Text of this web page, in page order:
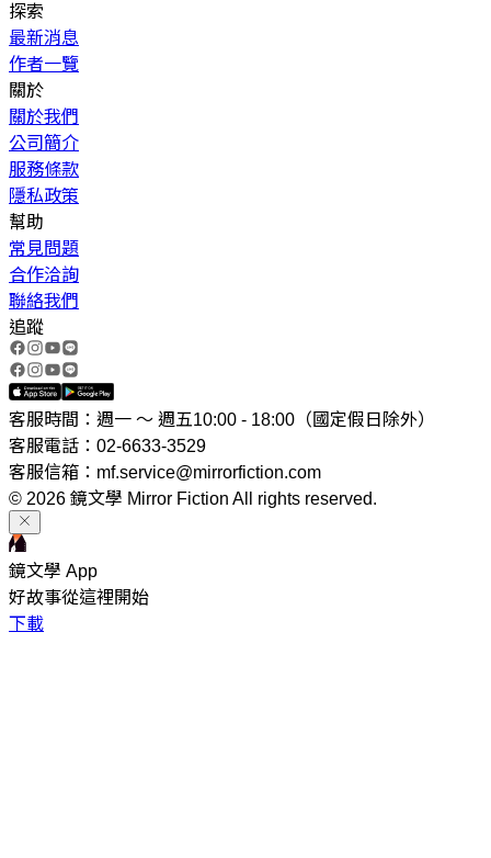
探索
最新消息
作者一覽
關於
關於我們
公司簡介
服務條款
隱私政策
幫助
常見問題
合作洽詢
聯絡我們
追蹤
客服時間：週一 ～ 週五10:00 - 18:00（國定假日除外）
客服電話：02-6633-3529
客服信箱：mf.service@mirrorfiction.com
© 2026 鏡文學 Mirror Fiction All rights reserved.
鏡文學 App
好故事從這裡開始
下載